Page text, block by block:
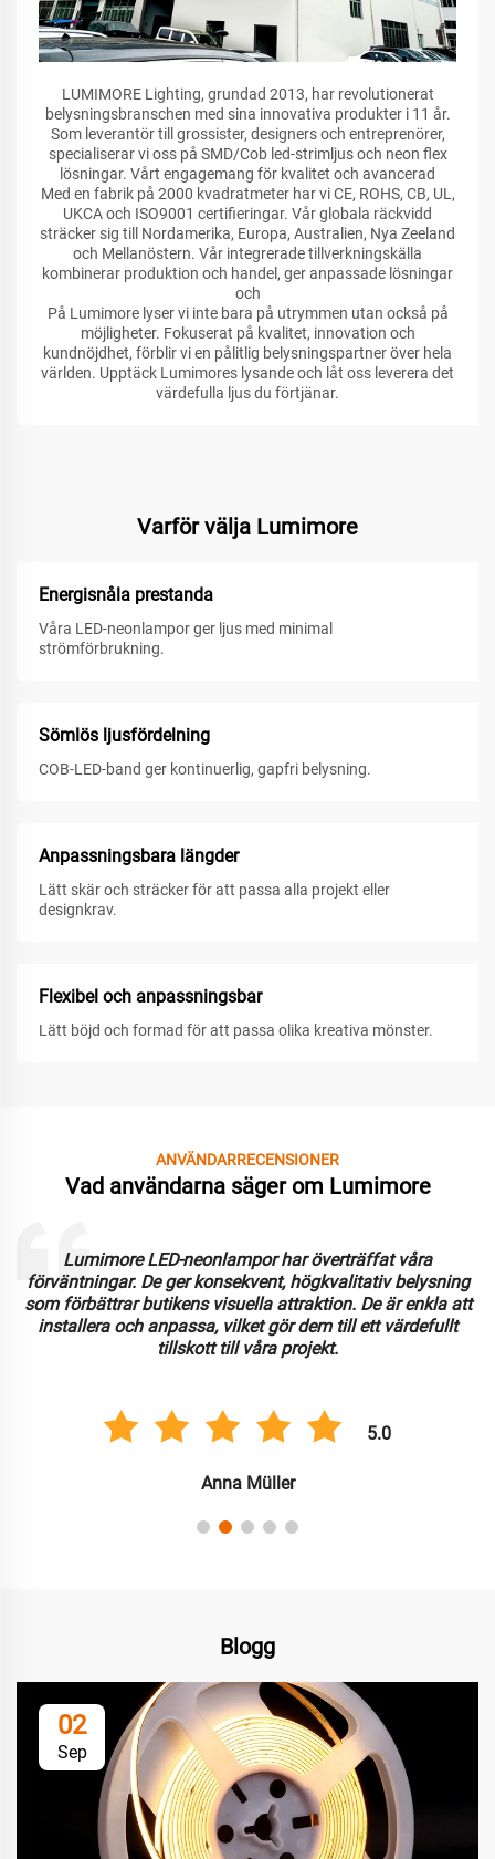
LUMIMORE Lighting, grundad 2013, har revolutionerat
belysningsbranschen med sina innovativa produkter i 11 år.
Som leverantör till grossister, designers och entreprenörer,
specialiserar vi oss på SMD/Cob led-strimljus och neon flex
lösningar. Vårt engagemang för kvalitet och avancerad
Med en fabrik på 2000 kvadratmeter har vi CE, ROHS, CB, UL,
UKCA och ISO9001 certifieringar. Vår globala räckvidd
sträcker sig till Nordamerika, Europa, Australien, Nya Zeeland
och Mellanöstern. Vår integrerade tillverkningskälla
kombinerar produktion och handel, ger anpassade lösningar
och
På Lumimore lyser vi inte bara på utrymmen utan också på
möjligheter. Fokuserat på kvalitet, innovation och
kundnöjdhet, förblir vi en pålitlig belysningspartner över hela
världen. Upptäck Lumimores lysande och låt oss leverera det
värdefulla ljus du förtjänar.
Varför välja Lumimore
Energisnåla prestanda
Våra LED-neonlampor ger ljus med minimal
strömförbrukning.
Sömlös ljusfördelning
COB-LED-band ger kontinuerlig, gapfri belysning.
Anpassningsbara längder
Lätt skär och sträcker för att passa alla projekt eller
designkrav.
Flexibel och anpassningsbar
Lätt böjd och formad för att passa olika kreativa mönster.
ANVÄNDARRECENSIONER
Vad användarna säger om Lumimore
Lumimore LED-neonlampor har överträffat våra
förväntningar. De ger konsekvent, högkvalitativ belysning
som förbättrar butikens visuella attraktion. De är enkla att
installera och anpassa, vilket gör dem till ett värdefullt
tillskott till våra projekt.
5.0
Anna Müller
Blogg
02
Sep